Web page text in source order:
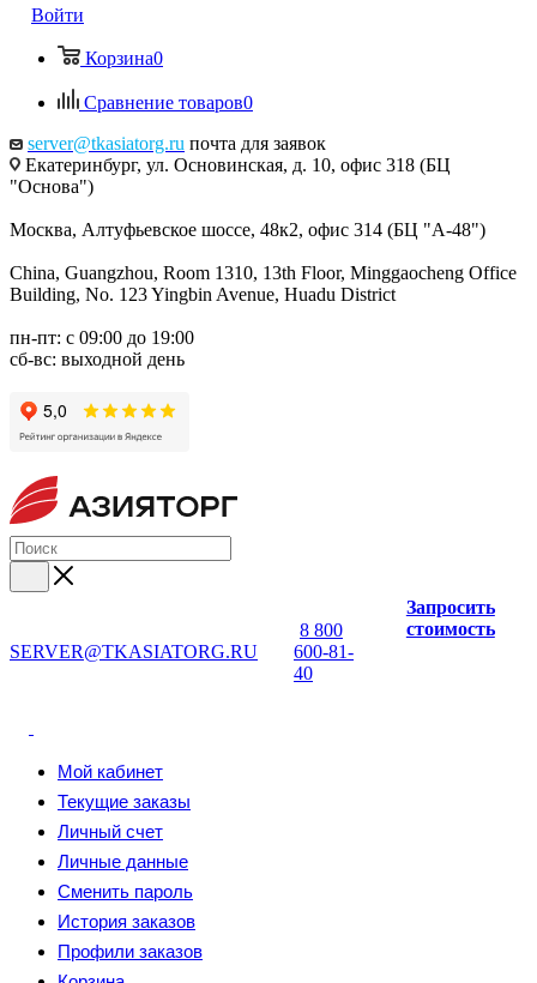
Войти
Корзина0
Сравнение товаров0
server@tkasiatorg.ru почта для заявок
Екатеринбург, ул. Основинская, д. 10, офис 318 (БЦ
"Основа")
Москва, Алтуфьевское шоссе, 48к2, офис 314 (БЦ "А-48")
China, Guangzhou, Room 1310, 13th Floor, Minggaocheng Office
Building, No. 123 Yingbin Avenue, Huadu District
пн-пт: с 09:00 до 19:00
сб-вс: выходной день
SERVER@TKASIATORG.RU
8 800
600-81-
40
Запросить
стоимость
Мой кабинет
Текущие заказы
Личный счет
Личные данные
Сменить пароль
История заказов
Профили заказов